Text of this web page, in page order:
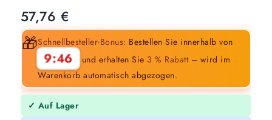
57,76 €
🎁Schnellbesteller-Bonus: Bestellen Sie innerhalb von
9:45 und erhalten Sie 3 % Rabatt– wird im
Warenkorb automatisch abgezogen.
✓ Auf Lager